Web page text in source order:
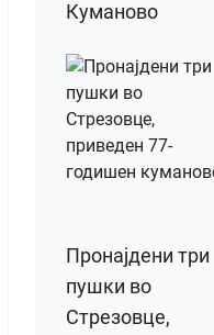
Куманово
Пронајдени три
пушки во
Стрезовце,